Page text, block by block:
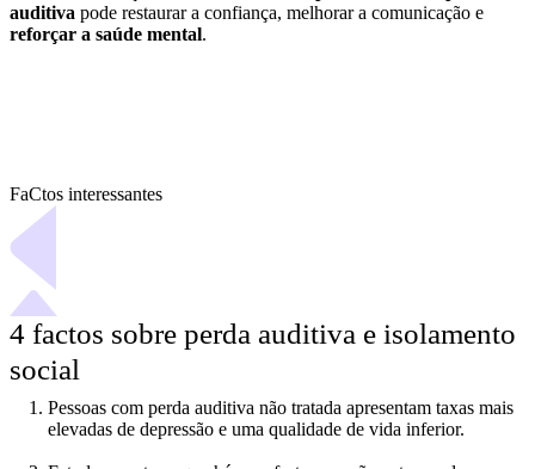
auditiva pode restaurar a confiança, melhorar a comunicação e
reforçar a saúde mental.
FaCtos interessantes
4 factos sobre perda auditiva e isolamento
social
Pessoas com perda auditiva não tratada apresentam taxas mais
elevadas de depressão e uma qualidade de vida inferior.